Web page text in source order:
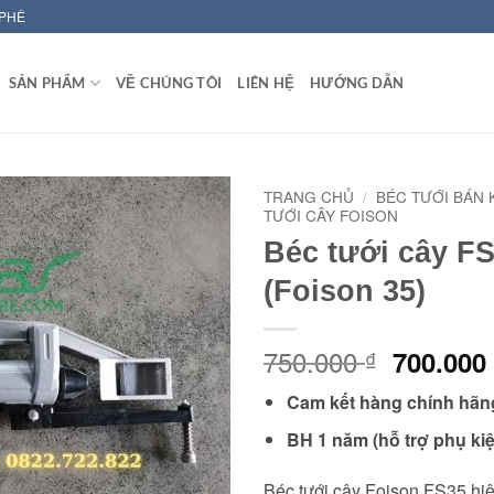
SẢN PHẨM VỀ CHÚNG TÔI LIÊN HỆ HƯỚNG DẪN
TRANG CHỦ / BÉC TƯỚI BÁN
TƯỚI CÂY FOISON
Béc tưới cây
(Foison 35)
750.000₫ Giá
gốc
là:
700.000
Cam kết hàng chính
BH 1 năm (hỗ trợ phụ